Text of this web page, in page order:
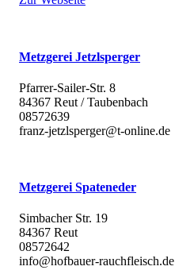
Metzgerei Jetzlsperger
Pfarrer-Sailer-Str. 8
84367 Reut / Taubenbach
08572639
franz-jetzlsperger@t-online.de
Metzgerei Spateneder
Simbacher Str. 19
84367 Reut
08572642
info@hofbauer-rauchfleisch.de